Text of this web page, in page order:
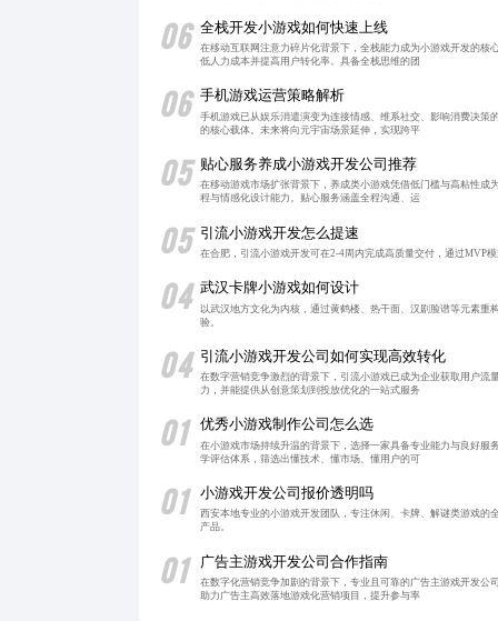
06 全栈开发小游戏如何快速上线
在移动互联网注意力碎片化背景下，全栈能力成为小游戏开发的
低人力成本并提高用户转化率。具备全栈思维的团
06 手机游戏运营策略解析
手机游戏已从娱乐消遣演变为连接情感、维系社交、影响消费决
的核心载体。未来将向元宇宙场景延伸，实现跨平
05 贴心服务养成小游戏开发公司推荐
在移动游戏市场扩张背景下，养成类小游戏凭借低门槛与高粘性
程与情感化设计能力。贴心服务涵盖全程沟通、运
05 引流小游戏开发怎么提速
在合肥，引流小游戏开发可在2-4周内完成高质量交付，通过MVP
04 武汉卡牌小游戏如何设计
以武汉地方文化为内核，通过黄鹤楼、热干面、汉剧脸谱等元素
验。
04 引流小游戏开发公司如何实现高效转化
在数字营销竞争激烈的背景下，引流小游戏已成为企业获取用户
力，并能提供从创意策划到投放优化的一站式服务
01 优秀小游戏制作公司怎么选
在小游戏市场持续升温的背景下，选择一家具备专业能力与良好
学评估体系，筛选出懂技术、懂市场、懂用户的可
01 小游戏开发公司报价透明吗
西安本地专业的小游戏开发团队，专注休闲、卡牌、解谜类游戏
产品。
01 广告主游戏开发公司合作指南
在数字化营销竞争加剧的背景下，专业且可靠的广告主游戏开发
助力广告主高效落地游戏化营销项目，提升参与率